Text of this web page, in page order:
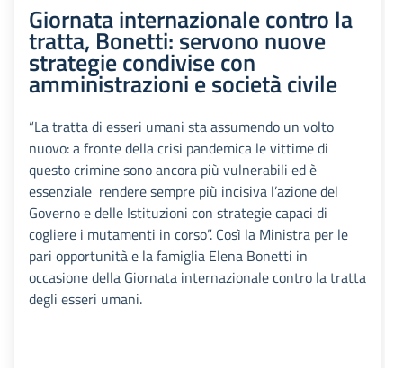
Giornata internazionale contro la
tratta, Bonetti: servono nuove
strategie condivise con
amministrazioni e società civile
“La tratta di esseri umani sta assumendo un volto
nuovo: a fronte della crisi pandemica le vittime di
questo crimine sono ancora più vulnerabili ed è
essenziale rendere sempre più incisiva l’azione del
Governo e delle Istituzioni con strategie capaci di
cogliere i mutamenti in corso”. Così la Ministra per le
pari opportunità e la famiglia Elena Bonetti in
occasione della Giornata internazionale contro la tratta
degli esseri umani.